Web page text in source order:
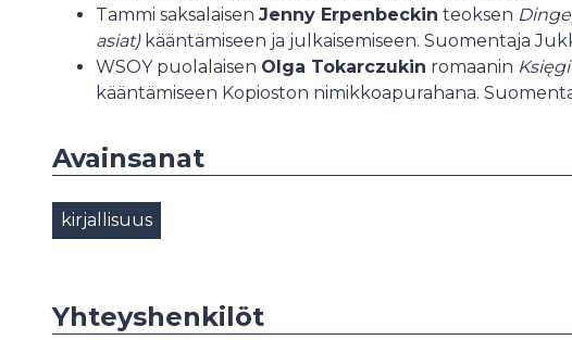
Tammi saksalaisen Jenny Erpenbeckin teoksen
asiat)kääntämiseen ja julkaisemiseen. Suomentaja
WSOY puolalaisen Olga Tokarczukin romaanin
kääntämiseen Kopioston nimikkoapurahana.
Avainsanat
kirjallisuus
Yhteyshenkilöt